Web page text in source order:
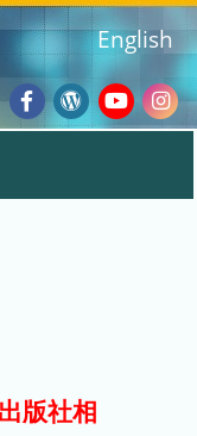
Facebook
Wordpress
English
版社相